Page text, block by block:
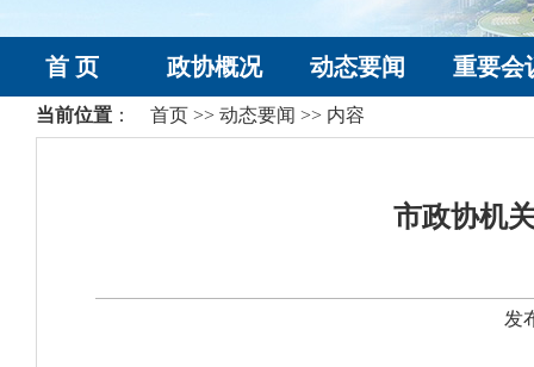
首 页 政协概况 动态要闻 重要会
当前位置 ： 首页 >> 动态要闻 >> 内容
市政协机
发